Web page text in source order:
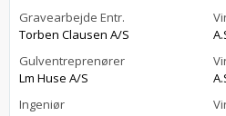
Gravearbejde Entr.
Torben Clausen A/S
Gulventreprenører
Lm Huse A/S
Ingeniør